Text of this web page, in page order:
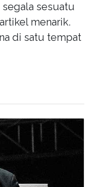
sesuatu
menarik.
di satu tempat